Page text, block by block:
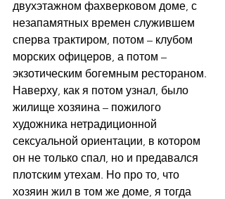
двухэтажном фахверковом доме, с
незапамятных времен служившем
сперва трактиром, потом – клубом
морских офицеров, а потом –
экзотическим богемным рестораном.
Наверху, как я потом узнал, было
жилище хозяина – пожилого
художника нетрадиционной
сексуальной ориентации, в котором
он не только спал, но и предавался
плотским утехам. Но про то, что
хозяин жил в том же доме, я тогда